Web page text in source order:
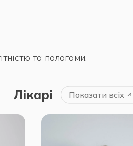
та пологами.
Лікарі Показати всіх